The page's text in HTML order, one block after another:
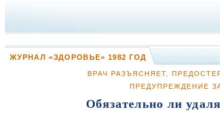
ЖУРНАЛ «ЗДОРОВЬЕ» 1982 ГОД
ВРАЧ РАЗЪЯСНЯЕТ,
ПРЕДУПРЕЖДЕНИЕ
Обязательно ли